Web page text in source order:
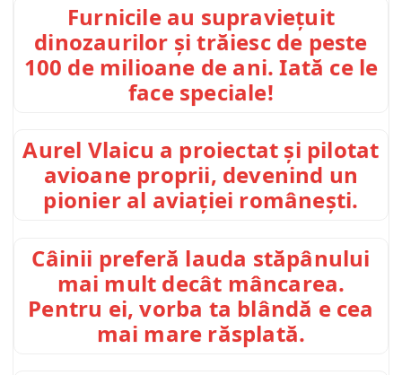
Furnicile au supraviețuit
dinozaurilor și trăiesc de peste
100 de milioane de ani. Iată ce le
face speciale!
Aurel Vlaicu a proiectat și pilotat
avioane proprii, devenind un
pionier al aviației românești.
Câinii preferă lauda stăpânului
mai mult decât mâncarea.
Pentru ei, vorba ta blândă e cea
mai mare răsplată.